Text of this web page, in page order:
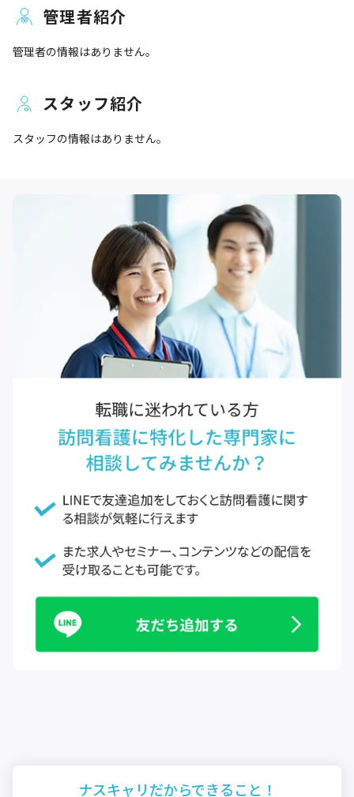
管理者紹介
管理者の情報はありません。
スタッフ紹介
スタッフの情報はありません。
ナスキャリだからできること！